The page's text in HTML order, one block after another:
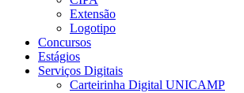
Extensão
Logotipo
Concursos
Estágios
Serviços Digitais
Carteirinha Digital UNICAMP